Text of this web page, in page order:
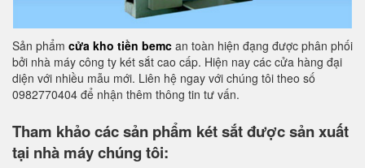
Sản phẩm cửa kho tiền bemc an toàn hiện đạng được phân phối
bởi nhà máy công ty két sắt cao cấp. Hiện nay các cửa hàng đại
diện với nhiều mẫu mới. Liên hệ ngay với chúng tôi theo số
0982770404 để nhận thêm thông tin tư vấn.
Tham khảo các sản phẩm két sắt được sản xuất
tại nhà máy chúng tôi: